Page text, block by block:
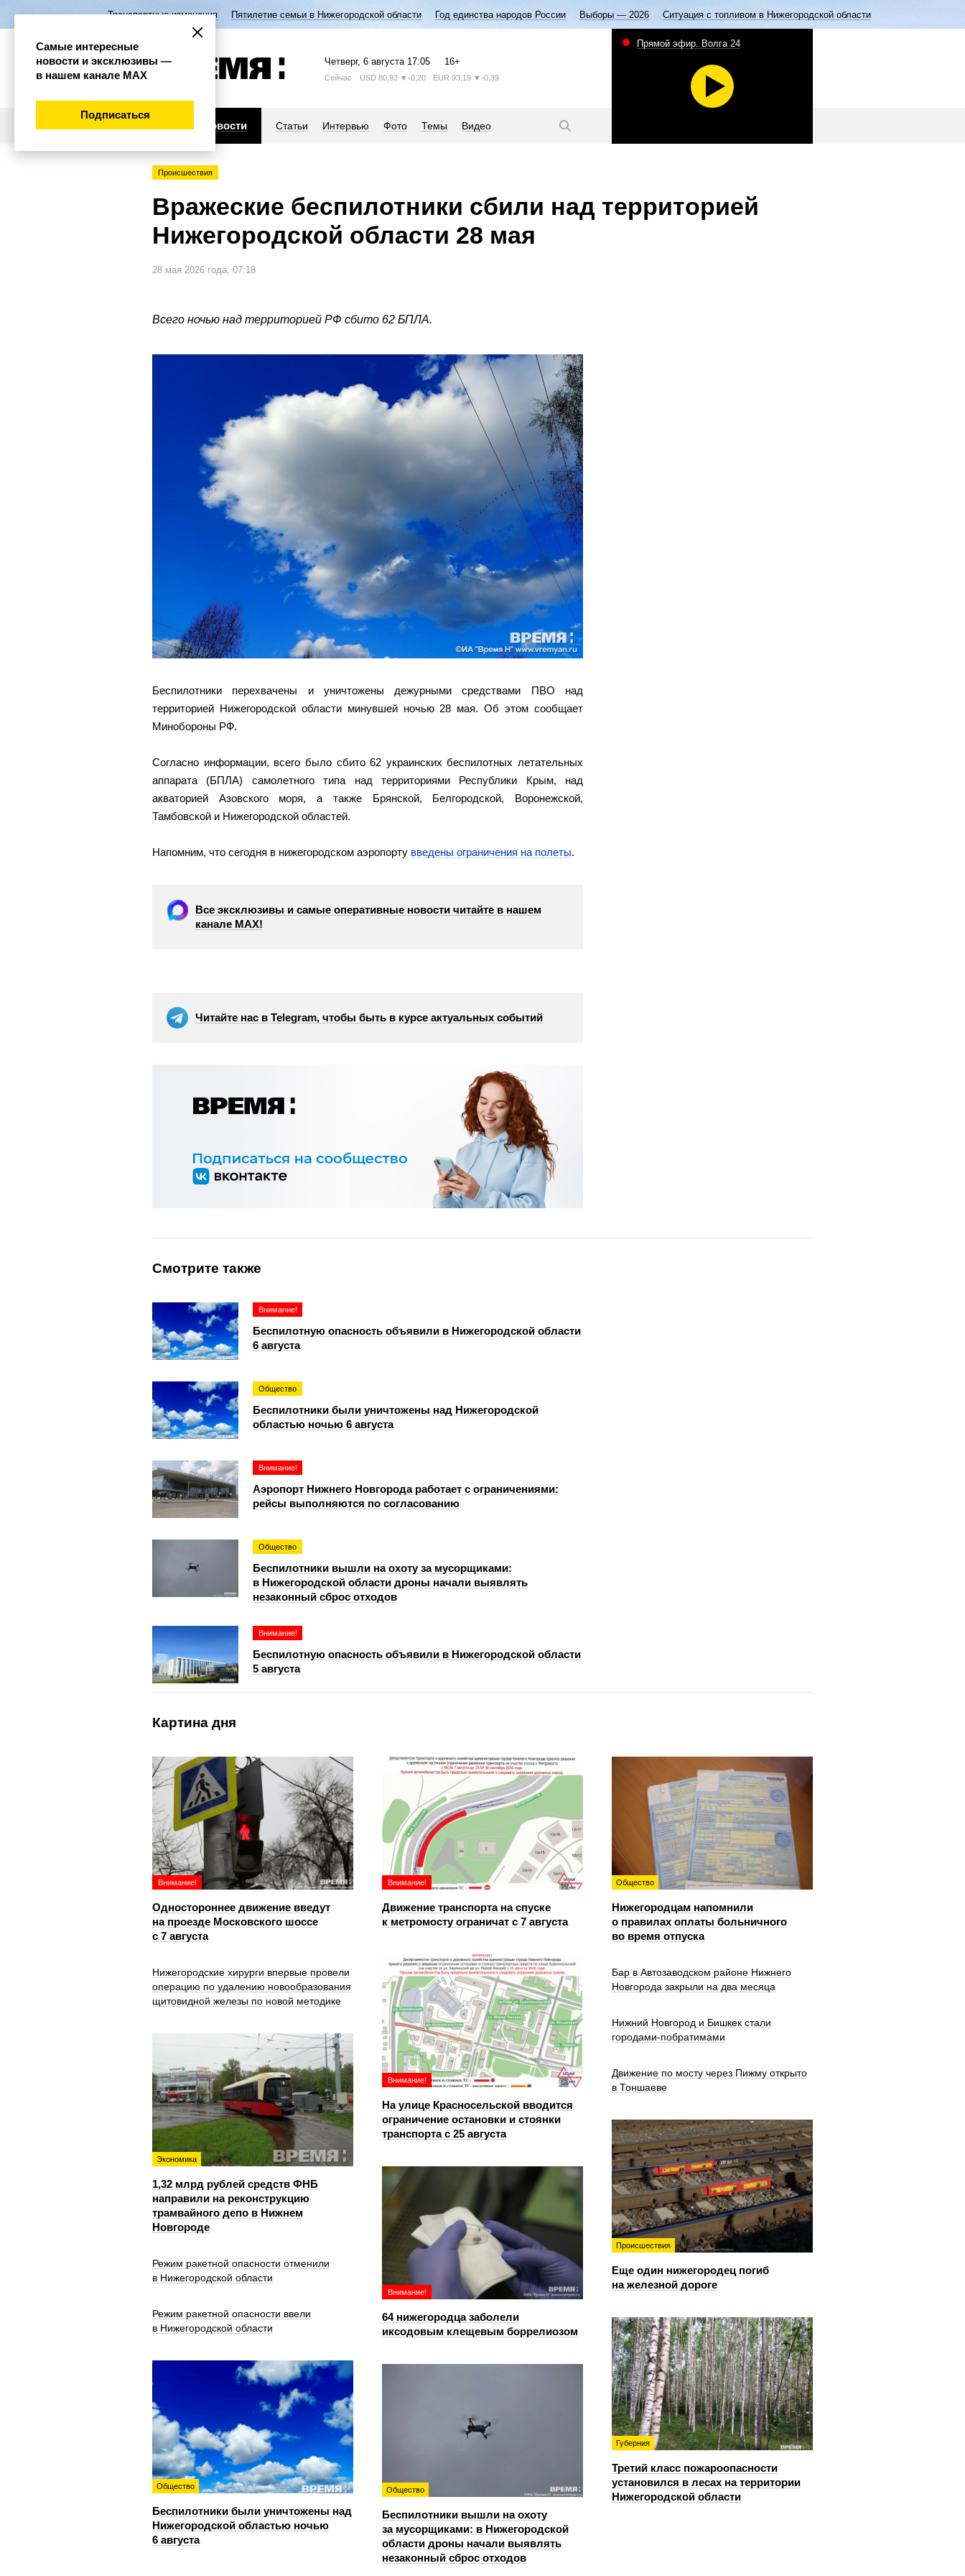
Транспортные изменения Пятилетие семьи в Нижегородской области Год единства народов России Выборы — 2026 Ситуация с топливом в Нижегородской области
Четверг, 6 августа 17:05 16+
Сейчас USD 80,93 ▼-0,20 EUR 93,19 ▼-0,39
Новости Статьи Интервью Фото Темы Видео
Прямой эфир. Волга 24
Происшествия
Вражеские беспилотники сбили над территорией
Нижегородской области 28 мая
28 мая 2026 года, 07:18
Всего ночью над территорией РФ сбито 62 БПЛА.
Беспилотники перехвачены и уничтожены дежурными средствами ПВО над
территорией Нижегородской области минувшей ночью 28 мая. Об этом сообщает
Минобороны РФ.
Согласно информации, всего было сбито 62 украинских беспилотных летательных
аппарата (БПЛА) самолетного типа над территориями Республики Крым, над
акваторией Азовского моря, а также Брянской, Белгородской, Воронежской,
Тамбовской и Нижегородской областей.
Напомним, что сегодня в нижегородском аэропорту введены ограничения на полеты.
Все эксклюзивы и самые оперативные новости читайте в нашем
канале МАХ!
Читайте нас в Telegram, чтобы быть в курсе актуальных событий
Смотрите также
Внимание!
Беспилотную опасность объявили в Нижегородской области
6 августа
Общество
Беспилотники были уничтожены над Нижегородской
областью ночью 6 августа
Внимание!
Аэропорт Нижнего Новгорода работает с ограничениями:
рейсы выполняются по согласованию
Общество
Беспилотники вышли на охоту за мусорщиками:
в Нижегородской области дроны начали выявлять
незаконный сброс отходов
Внимание!
Беспилотную опасность объявили в Нижегородской области
5 августа
Картина дня
Внимание!
Одностороннее движение введут
на проезде Московского шоссе
с 7 августа
Внимание!
Движение транспорта на спуске
к метромосту ограничат с 7 августа
Общество
Нижегородцам напомнили
о правилах оплаты больничного
во время отпуска
Внимание!
На улице Красносельской вводится
ограничение остановки и стоянки
транспорта с 25 августа
Нижегородские хирурги впервые провели
операцию по удалению новообразования
щитовидной железы по новой методике
Бар в Автозаводском районе Нижнего
Новгорода закрыли на два месяца
Нижний Новгород и Бишкек стали
городами-побратимами
Экономика
1,32 млрд рублей средств ФНБ
направили на реконструкцию
трамвайного депо в Нижнем
Новгороде
Движение по мосту через Пижму открыто
в Тоншаеве
Происшествия
Еще один нижегородец погиб
на железной дороге
Внимание!
64 нижегородца заболели
иксодовым клещевым боррелиозом
Режим ракетной опасности отменили
в Нижегородской области
Режим ракетной опасности ввели
в Нижегородской области
Губерния
Третий класс пожароопасности
установился в лесах на территории
Нижегородской области
Общество
Беспилотники были уничтожены над
Нижегородской областью ночью
6 августа
Общество
Беспилотники вышли на охоту
за мусорщиками: в Нижегородской
области дроны начали выявлять
незаконный сброс отходов
Самые интересные
новости и эксклюзивы —
в нашем канале МАХ
Подписаться